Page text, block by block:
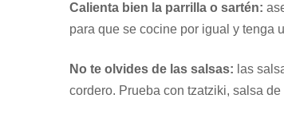
Calienta bien la parrilla o sartén:
para que se cocine por igual y tenga
No te olvides de las salsas: las
cordero. Prueba con tzatziki, salsa